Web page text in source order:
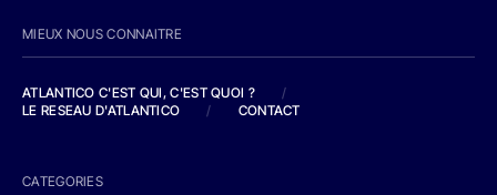
MIEUX NOUS CONNAITRE
ATLANTICO C'EST QUI, C'EST QUOI ?
/
LE RESEAU D'ATLANTICO
/ CONTACT
CATEGORIES